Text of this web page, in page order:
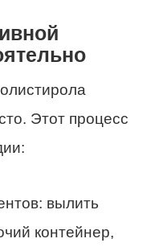
Этот процесс
вылить
контейнер,